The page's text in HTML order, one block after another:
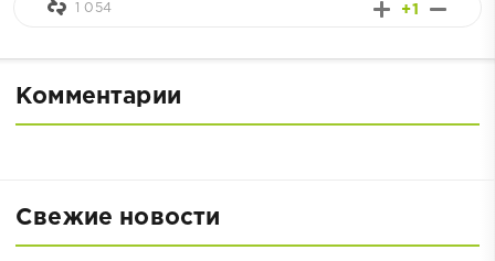
+1
1 054
Комментарии
Свежие новости